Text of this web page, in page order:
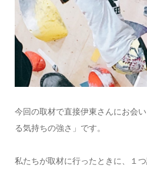
今回の取材で直接伊東さんにお会
る気持ちの強さ」です。
私たちが取材に行ったときに、１